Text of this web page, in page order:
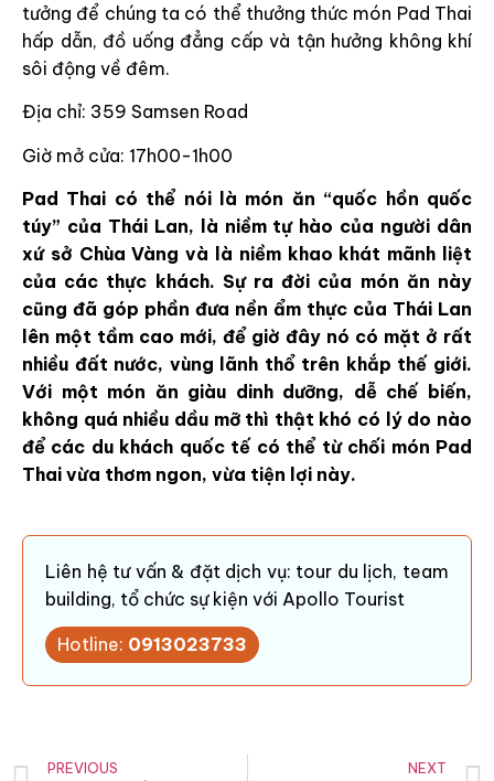
tưởng để chúng ta có thể thưởng thức món Pad Thai
hấp dẫn, đồ uống đẳng cấp và tận hưởng không khí
sôi động về đêm.
Địa chỉ: 359 Samsen Road
Giờ mở cửa: 17h00-1h00
Pad Thai có thể nói là món ăn “quốc hồn quốc
túy” của Thái Lan, là niềm tự hào của người dân
xứ sở Chùa Vàng và là niềm khao khát mãnh liệt
của các thực khách. Sự ra đời của món ăn này
cũng đã góp phần đưa nền ẩm thực của Thái Lan
lên một tầm cao mới, để giờ đây nó có mặt ở rất
nhiều đất nước, vùng lãnh thổ trên khắp thế giới.
Với một món ăn giàu dinh dưỡng, dễ chế biến,
không quá nhiều dầu mỡ thì thật khó có lý do nào
để các du khách quốc tế có thể từ chối món Pad
Thai vừa thơm ngon, vừa tiện lợi này.
Liên hệ tư vấn & đặt dịch vụ: tour du lịch, team
building, tổ chức sự kiện với Apollo Tourist
Hotline: 0913023733
PREVIOUS NEXT